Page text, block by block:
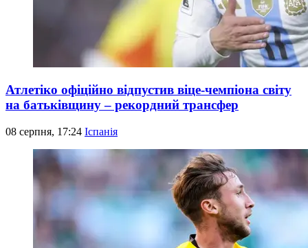
Атлетіко офіційно відпустив віце-чемпіона світу
на батьківщину – рекордний трансфер
08 серпня, 17:24 Іспанія